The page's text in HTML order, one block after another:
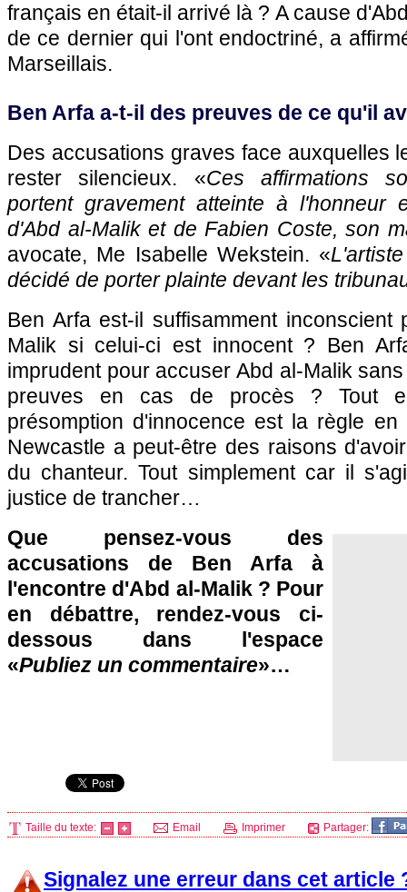
français en était-il arrivé là ? A cause
de ce dernier qui l'ont endoctriné, a
Marseillais.
Ben Arfa a-t-il des preuves de ce qu'il
Des accusations graves face auxquelles
rester silencieux. «Ces affirmations
portent gravement atteinte à l'honneur
d'Abd al-Malik et de Fabien Coste, son
avocate, Me Isabelle Wekstein. «
décidé de porter plainte devant les
Ben Arfa est-il suffisamment inconscient
Malik si celui-ci est innocent ? Ben
imprudent pour accuser Abd al-Malik
preuves en cas de procès ? Tout
présomption d'innocence est la règle
Newcastle a peut-être des raisons
du chanteur. Tout simplement car il
justice de trancher…
Que pensez-vous des
accusations de Ben Arfa à
l'encontre d'Abd al-Malik ? Pour
en débattre, rendez-vous ci-
dessous dans l'espace
«Publiez un commentaire»…
Taille du texte: Email Imprimer Partager:
Signalez une erreur dans cet article